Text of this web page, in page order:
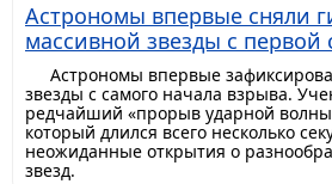
Астрономы впервые сняли
массивной звезды с первой
Астрономы впервые
звезды с самого начала взрыва.
редчайший «прорыв ударной
который длился всего несколько
неожиданные открытия о
звезд.